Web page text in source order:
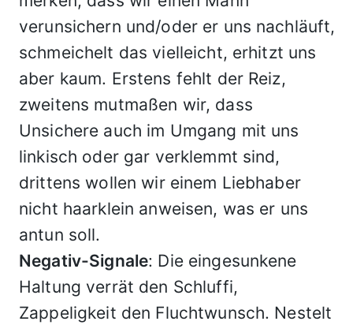
verunsichern und/oder er uns nachläuft,
schmeichelt das vielleicht, erhitzt uns
aber kaum. Erstens fehlt der Reiz,
zweitens mutmaßen wir, dass
Unsichere auch im Umgang mit uns
linkisch oder gar verklemmt sind,
drittens wollen wir einem Liebhaber
nicht haarklein anweisen, was er uns
antun soll.
Negativ-Signale: Die eingesunkene
Haltung verrät den Schluffi,
Zappeligkeit den Fluchtwunsch. Nestelt